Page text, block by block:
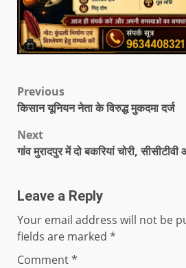
Previous
किसान यूनियन नेता के विरुद्ध मुकदमा दर्ज
Next
गांव मुरादपुर में दो बकरियां चोरी,
Leave a Reply
Your email address will not be
fields are marked *
Comment*